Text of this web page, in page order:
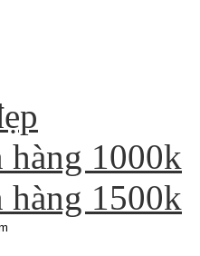
hàng 1000k
hàng 1500k